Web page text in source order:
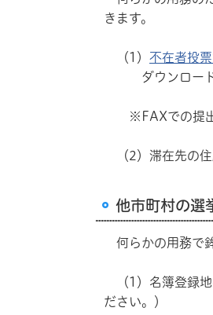
きます。
（1） 不在者投
ダウンロー
※FAXでの提出
（2）滞在先の住
他市町村の選
何らかの用務で
（1）名簿登録地
ださい。）